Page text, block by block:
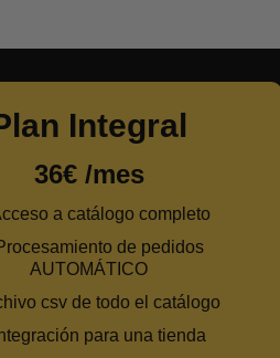
Integral
36€ /mes
a catálogo completo
de pedidos
AUTOMÁTICO
csv de todo el catálogo
para una tienda